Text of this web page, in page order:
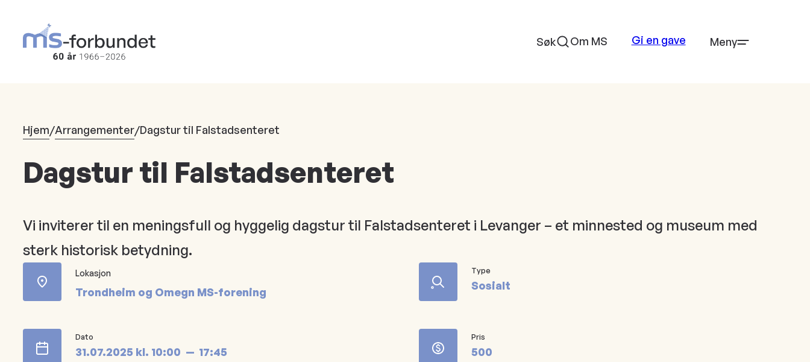
hovedinnhold
Søk Om MS Gi en gave Meny
Hjem/Arrangementer/Dagstur til Falstadsenteret
Dagstur til Falstadsenteret
Vi inviterer til en meningsfull og hyggelig dagstur til Falstadsenteret i Levanger – et minnested og museum med
sterk historisk betydning.
Lokasjon
Trondheim og Omegn MS-forening
Type
Sosialt
Dato
31.07.2025 kl. 10:00 17:45
Pris
500